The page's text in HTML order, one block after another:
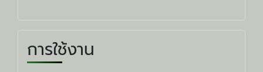
การใช้งาน